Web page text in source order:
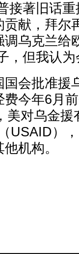
接著旧话
献，拜尔
乌克兰给
，但我认
会批准援
今年6月
美对乌金援
USAID）
机构。